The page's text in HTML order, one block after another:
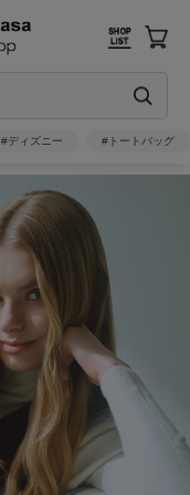
#ディズニー #トートバッグ